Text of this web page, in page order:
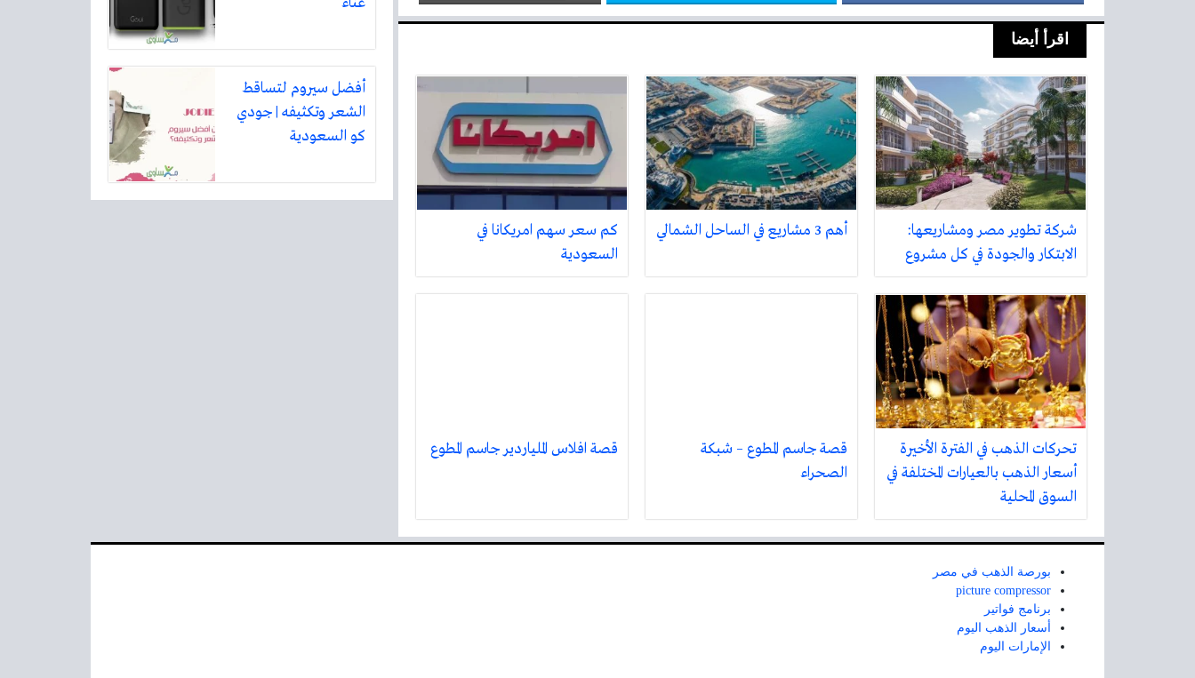
اقرأ أيضا
شركة تطوير مصر ومشاريعها:
الابتكار والجودة في كل مشروع
أهم 3 مشاريع في الساحل الشمالي
كم سعر سهم امريكانا في
السعودية
تحركات الذهب في الفترة الأخيرة
أسعار الذهب بالعيارات المختلفة في
السوق المحلية
قصة جاسم المطوع – شبكة
الصحراء
قصة افلاس الملياردير جاسم المطوع
أفضل سيروم لتساقط
الشعر وتكثيفه | جودي
كو السعودية
بورصة الذهب في مصر
picture compressor
برنامج فواتير
أسعار الذهب اليوم
الإمارات اليوم